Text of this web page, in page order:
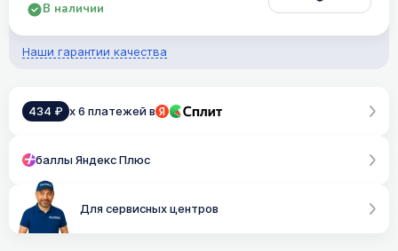
В наличии
Наши гарантии качества
434 ₽ x 6 платежей в
баллы Яндекс Плюс
Для сервисных центров